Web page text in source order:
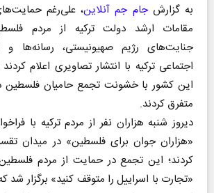
به گزارشجام جم آنلاین، علی‌رغم
مقامات ارشد دولت ترکیه از مردم
جنایت‌های رژیم صهیونیستی، رسانه‌ها و
اجتماعی ترکیه با انتشار تصاویری اعلام
این کشور با خشونت تجمع حامیان فلسطین
متفرق کردند.
دیروز شنبه هزاران نفر از مردم ترکیه با
«هزاران جوان برای فلسطین» در میدان
کردند؛ این تجمع در حمایت از مردم
«تجارت با اسراییل را متوقف کنید» برگزار شد